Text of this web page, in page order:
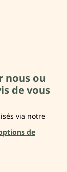
nous ou
de vous
via notre
de